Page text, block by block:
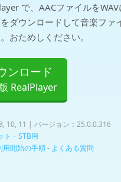
で、AACファイルを
ダウンロードして音楽ファ
おためしください。
ンロード
RealPlayer
10, 11 | バージョン：25.0.0.316
ト・STB用
用開始の手順- よくある質問